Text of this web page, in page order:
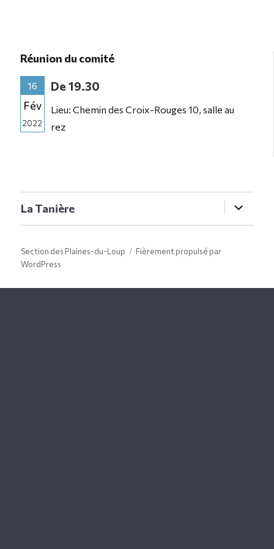
Réunion du comité
16
Fév
2022
De 19.30
Lieu: Chemin des Croix-Rouges 10, salle au
rez
La Tanière ouvrir
le
sous-
Section des Plaines-du-Loup
Fièrement propulsé par
WordPress